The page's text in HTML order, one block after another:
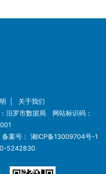
关于我们
汨罗市数据局 网站标识码：
备案号： 湘ICP备13009704号-1
5242830